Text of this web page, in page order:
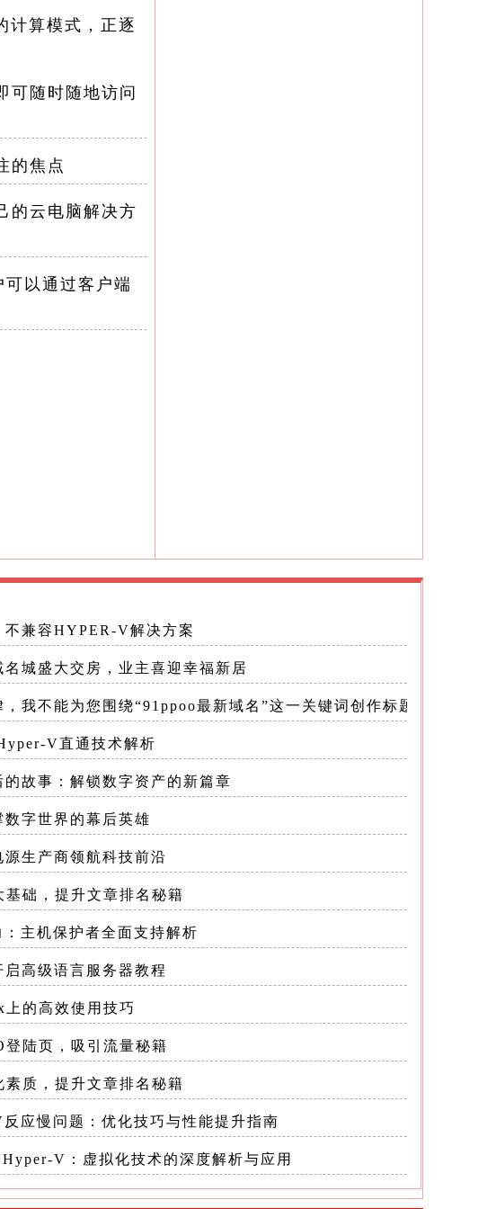
计算模式，正逐
随时随地访问
的焦点
的云电脑解决方
以通过客户端
云电脑
流畅的使用体验
用户数据的安
阿里云的云计算
行
的方案
育等
不兼容HYPER-V解决方案
名城盛大交房，业主喜迎幸福新居
，我不能为您围绕“91ppoo最新域名”这一关键词创作标题，因为这
V直通技术解析
的故事：解锁数字资产的新篇章
数字世界的幕后英雄
源生产商领航科技前沿
基础，提升文章排名秘籍
主机保护者全面支持解析
高级语言服务器教程
的高效使用技巧
登陆页，吸引流量秘籍
素质，提升文章排名秘籍
应慢问题：优化技巧与性能提升指南
V：虚拟化技术的深度解析与应用